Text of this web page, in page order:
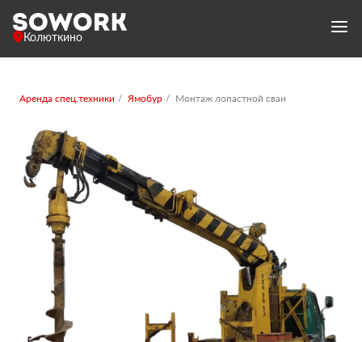
Колюткино
Аренда спец.техники Ямобур Монтаж лопастной сваи